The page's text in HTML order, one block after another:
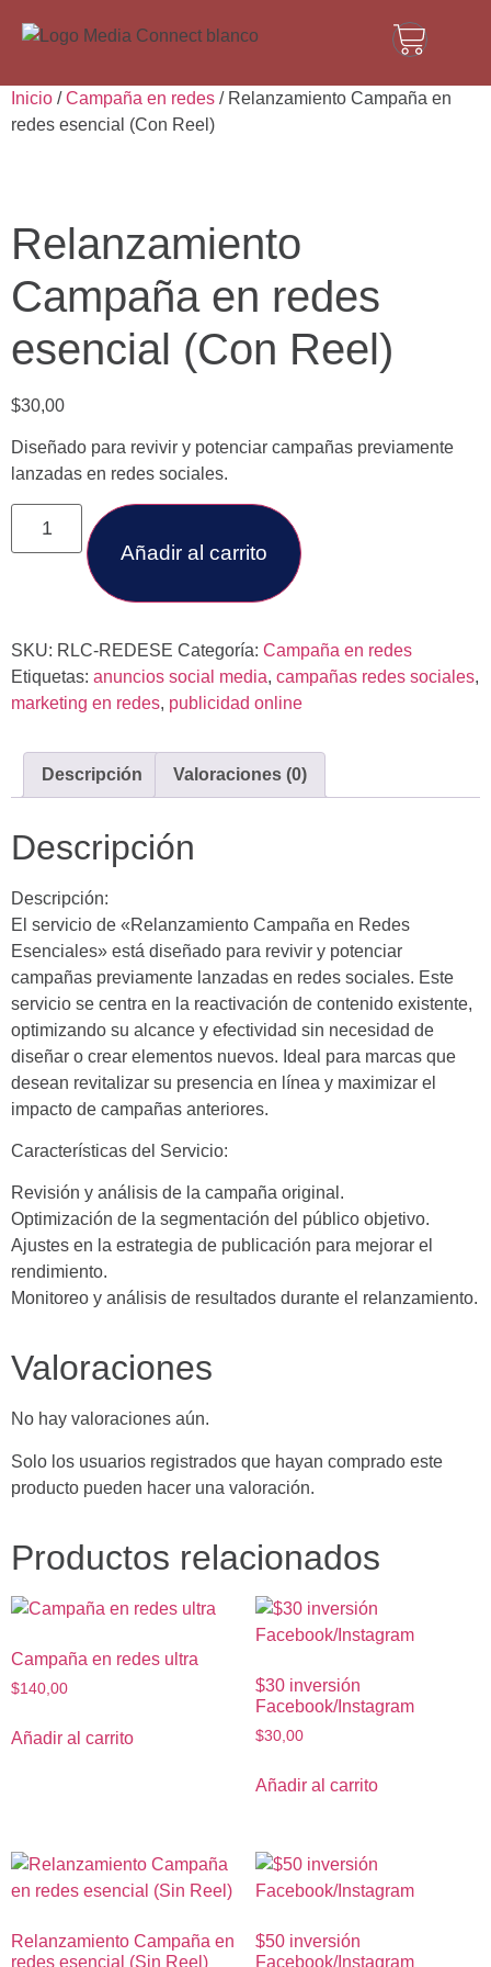
Inicio /Campaña en redes / Relanzamiento Campaña en
redes esencial (Con Reel)
Relanzamiento
Campaña en redes
esencial (Con Reel)
$30,00
Diseñado para revivir y potenciar campañas previamente
lanzadas en redes sociales.
Añadir al carrito
SKU: RLC-REDESE Categoría: Campaña en redes
Etiquetas: anuncios social media, campañas redes sociales,
marketing en redes, publicidad online
Descripción Valoraciones (0)
Descripción
Descripción:
El servicio de «Relanzamiento Campaña en Redes
Esenciales» está diseñado para revivir y potenciar
campañas previamente lanzadas en redes sociales. Este
servicio se centra en la reactivación de contenido existente,
optimizando su alcance y efectividad sin necesidad de
diseñar o crear elementos nuevos. Ideal para marcas que
desean revitalizar su presencia en línea y maximizar el
impacto de campañas anteriores.
Características del Servicio:
Revisión y análisis de la campaña original.
Optimización de la segmentación del público objetivo.
Ajustes en la estrategia de publicación para mejorar el
rendimiento.
Monitoreo y análisis de resultados durante el relanzamiento.
Valoraciones
No hay valoraciones aún.
Solo los usuarios registrados que hayan comprado este
producto pueden hacer una valoración.
Productos relacionados
Campaña en redes ultra
$140,00
Añadir al carrito
$30 inversión
Facebook/Instagram
$30,00
Añadir al carrito
Relanzamiento Campaña en
redes esencial (Sin Reel)
$50 inversión
Facebook/Instagram